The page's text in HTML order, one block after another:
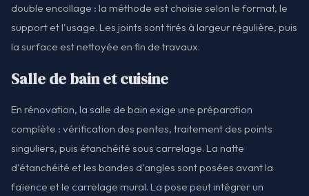
double encollage : la méthode est choisie selon le format, le
support et l'usage. Les joints sont tirés à largeur régulière, puis
la surface est nettoyée en fin de travaux.
Salle de bain et cuisine
En rénovation, la salle de bain exige une préparation
complète : vérification des pentes, traitement des points
singuliers, puis étanchéité sous carrelage. La natte
d'étanchéité et les bandes d'angles sont posées avant la
faïence et le carrelage mural. La pose peut intégrer un